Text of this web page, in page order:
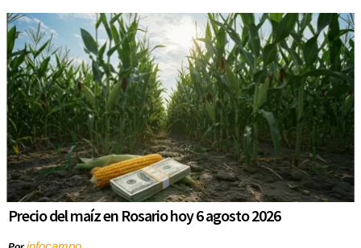
Precio del maíz en Rosario hoy 6 agosto 2026